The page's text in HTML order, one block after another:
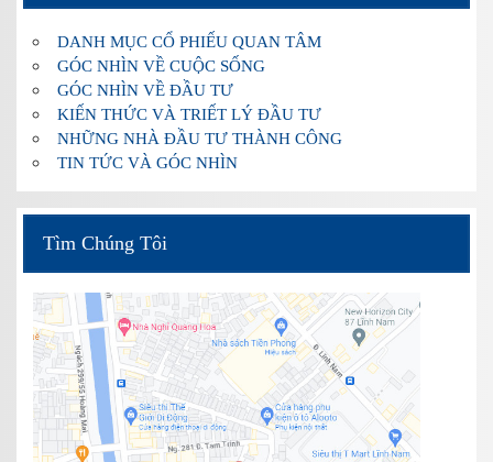
DANH MỤC CỔ PHIẾU QUAN TÂM
GÓC NHÌN VỀ CUỘC SỐNG
GÓC NHÌN VỀ ĐẦU TƯ
KIẾN THỨC VÀ TRIẾT LÝ ĐẦU TƯ
NHỮNG NHÀ ĐẦU TƯ THÀNH CÔNG
TIN TỨC VÀ GÓC NHÌN
Tìm Chúng Tôi